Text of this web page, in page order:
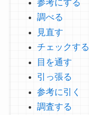
参考にする
調べる
見直す
チェックする
目を通す
引っ張る
参考に引く
調査する